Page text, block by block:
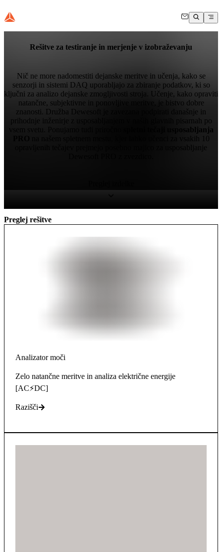
Rešitve za testiranje in merjenje v izobraževanju
Nič ne more nadomestiti dejanske meritve in učenja, kako se
senzorji in sistemi DAQ uporabljajo za zbiranje podatkov, ki so
ključni za analizo dejanske zmogljivosti stroja. Učenje, kako opraviti
natančne, subjektivne in ponovljive meritve, je bistvo dobre
znanosti. Družba Dewesoft je zavezana podpirati današnje in
prihodnje inženirje z usposabljanjem v naših glavnih pisarnah po
spletni tečaji usposabljanja
na našem spletnem mestu, kjer lahko učenci za vsakih 10
opravljenih tečajev prejmejo posebno majico za usposabljanje
Preglej rešitve
Analizator moči
Zelo natančne meritve in analiza električne energije
[AC⚡DC]
Razišči